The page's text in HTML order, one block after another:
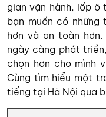
gian vận hành, lốp
bạn muốn có những
hơn và an toàn
ngày càng phát
chọn hơn cho mình
Cùng tìm hiểu một
tiếng tại Hà Nội qua